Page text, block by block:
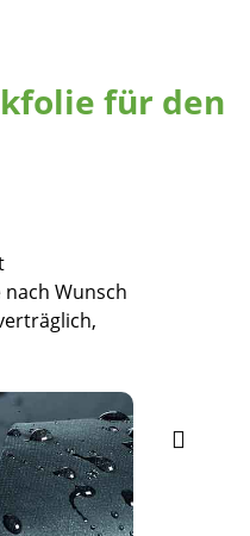
für den
nach Wunsch